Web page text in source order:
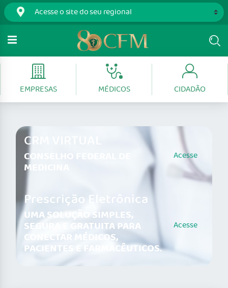
EMPRESAS MÉDICOS CIDADÃO
CRM VIRTUAL
CONSELHO FEDERAL DE
MEDICINA
Acesse
Prescrição Eletrônica
UMA SOLUÇÃO SIMPLES,
SEGURA E GRATUITA PARA
CONECTAR MÉDICOS,
PACIENTES E FARMACÊUTICOS.
Acesse